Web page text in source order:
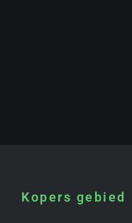
Kopers gebied